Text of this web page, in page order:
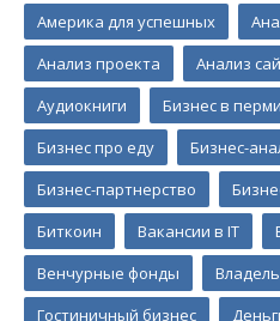
Америка для успешных
Анализ проекта
Анализ
Аудиокниги
Бизнес в перми
Бизнес про еду
Бизнес-
Бизнес-партнерство
Биткоин
Вакансии в IT
Венчурные фонды
Гостиничный бизнес